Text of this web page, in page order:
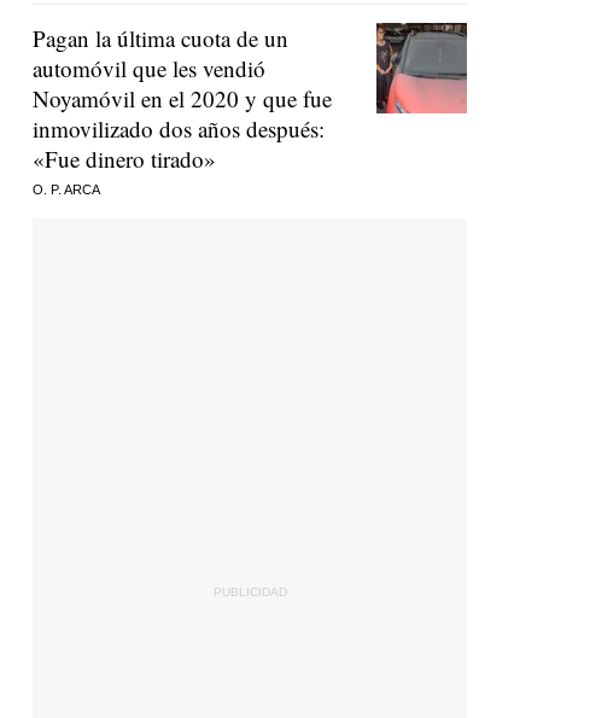
Pagan la última cuota de un
automóvil que les vendió
Noyamóvil en el 2020 y que fue
inmovilizado dos años después:
«Fue dinero tirado»
O. P. ARCA